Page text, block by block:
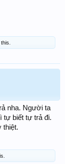
nha. Người ta
tự biết tự trả đi.
thiệt.